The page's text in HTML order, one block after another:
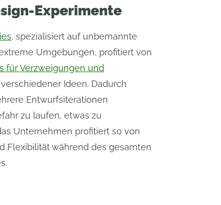
Experimente
, spezialisiert auf unbemannte
Umgebungen, profitiert von
für Verzweigungen und
verschiedener Ideen. Dadurch
Entwurfsiterationen
zu laufen, etwas zu
Unternehmen profitiert so von
Flexibilität während des gesamten